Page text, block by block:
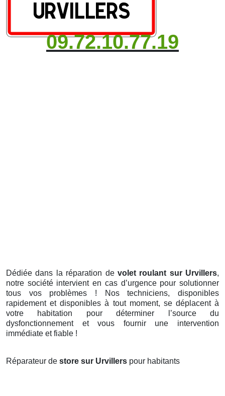
09.72.10.77.19
Dédiée dans la réparation de volet roulant sur Urvillers,
notre société intervient en cas d’urgence pour solutionner
tous vos problèmes ! Nos techniciens, disponibles
rapidement et disponibles à tout moment, se déplacent à
votre habitation pour déterminer l’source du
dysfonctionnement et vous fournir une intervention
immédiate et fiable !
Réparateur de store sur Urvillers pour habitants